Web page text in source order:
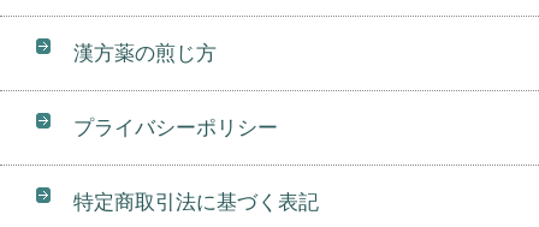
漢方薬の煎じ方
プライバシーポリシー
特定商取引法に基づく表記